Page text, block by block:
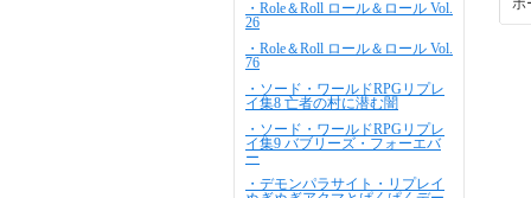
・Role＆Roll ロール＆ロール Vol.
26
・Role＆Roll ロール＆ロール Vol.
76
・ソード・ワールドRPGリプレ
イ集8 亡者の村に潜む闇
・ソード・ワールドRPGリプレ
イ集9 バブリーズ・フォーエバ
ー
・デモンパラサイト・リプレイ
ホ